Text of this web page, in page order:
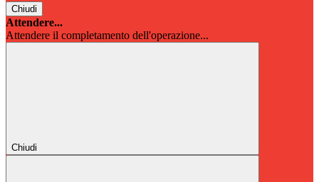
Chiudi
Attendere...
Attendere il completamento dell'operazione...
Chiudi